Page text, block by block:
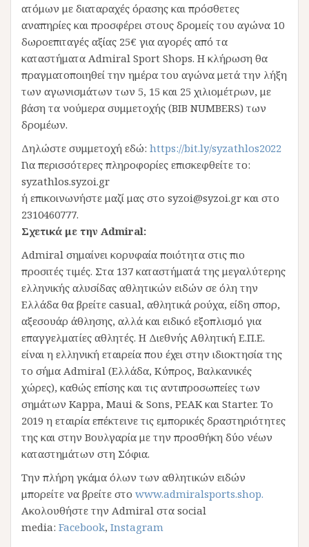
ατόμων με διαταραχές όρασης και πρόσθετες
αναπηρίες και προσφέρει στους δρομείς του αγώνα 10
δωροεπιταγές αξίας 25€ για αγορές από τα
καταστήματα Admiral Sport Shops. Η κλήρωση θα
πραγματοποιηθεί την ημέρα του αγώνα μετά την λήξη
των αγωνισμάτων των 5, 15 και 25 χιλιομέτρων, με
βάση τα νούμερα συμμετοχής (BIB NUMBERS) των
δρομέων.
Δηλώστε συμμετοχή εδώ: https://bit.ly/syzathlos2022
Για περισσότερες πληροφορίες επισκεφθείτε το:
syzathlos.syzoi.gr
ή επικοινωνήστε μαζί μας στο syzoi@syzoi.gr και στο
2310460777.
Σχετικά με την Admiral:
Admiral σημαίνει κορυφαία ποιότητα στις πιο
προσιτές τιμές. Στα 137 καταστήματά της μεγαλύτερης
ελληνικής αλυσίδας αθλητικών ειδών σε όλη την
Ελλάδα θα βρείτε casual, αθλητικά ρούχα, είδη σπορ,
αξεσουάρ άθλησης, αλλά και ειδικό εξοπλισμό για
επαγγελματίες αθλητές. Η Διεθνής Αθλητική Ε.Π.Ε.
είναι η ελληνική εταιρεία που έχει στην ιδιοκτησία της
το σήμα Admiral (Ελλάδα, Κύπρος, Βαλκανικές
χώρες), καθώς επίσης και τις αντιπροσωπείες των
σημάτων Kappa, Μaui & Sons, PEAK και Starter. Το
2019 η εταιρία επέκτεινε τις εμπορικές δραστηριότητες
της και στην Βουλγαρία με την προσθήκη δύο νέων
καταστημάτων στη Σόφια.
Την πλήρη γκάμα όλων των αθλητικών ειδών
μπορείτε να βρείτε στο www.admiralsports.shop.
Ακολουθήστε την Admiral στα social
media: Facebook, Instagram